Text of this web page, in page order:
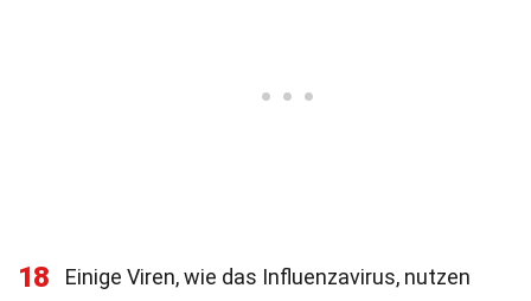
18
Einige Viren, wie das Influenzavirus, nutzen